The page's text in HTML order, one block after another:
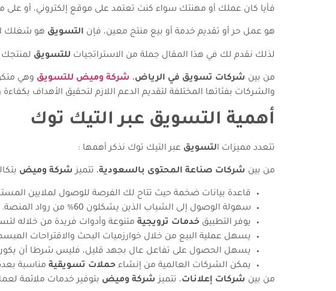
فأيا كان عملك أو مهنتك سواء كنت تعتمد على موقع إلكتروني، أو
هو عمل حر أو تقديم خدمة أو بيع منتج معين، فإن التسويق هو شغلك
لذلك نقدم لك في هذا المقال جملة من الاستراتجيات للتسويق
من بين شركات تسويق في الرياض، شركة وميض للتسويق وهي
والشركات بفئاتها المختلفة لتقديم الدعم اللازم لتحقيق الأهداف
أهمية التسويق عبر التيك توك
تتعدد مميزات التسويق عبر التيك توك نذكر أهمها :
من بين شركات صناعة المحتوى بالسعودية، تتميز شركة وميض
قاعدة بيانات ضخمة حيث تتاح لك الفرصة للوصول لملايين
سهولة الوصول إلى الشباب الذين يشكلون 60% من رواد المنصة.
يوفر التطبيق خدمات ترويجية متنوعة وأدوات فريدة من خلاله
يسهل عملية البيع من خلال خوارزميات البحث والاقتراحات
يسهل الحصول على تفاعل عال بجهد قليل، فليس شرطا أن يكون
يمكن الشركات العالمية من إنشاء حملات تسويقية مناسبة
من بين شركات إعلانات، تتميز شركة وميض بتوفير خدمات ملائمة